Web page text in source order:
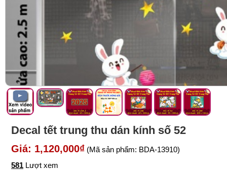
Decal tết trung thu dán kính số 52
Giá: 1,120,000₫ (Mã sản phẩm: BDA-13910)
581 Lượt xem